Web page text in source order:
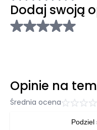
Dodaj swoją
Opinie na
Średnia ocena
Podziel